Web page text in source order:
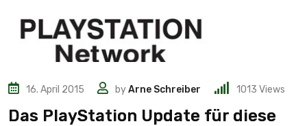
16. April 2015 byArne Schreiber 1013 Views
Das PlayStation Update für diese